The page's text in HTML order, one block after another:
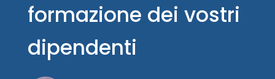
formazione dei vostri
dipendenti